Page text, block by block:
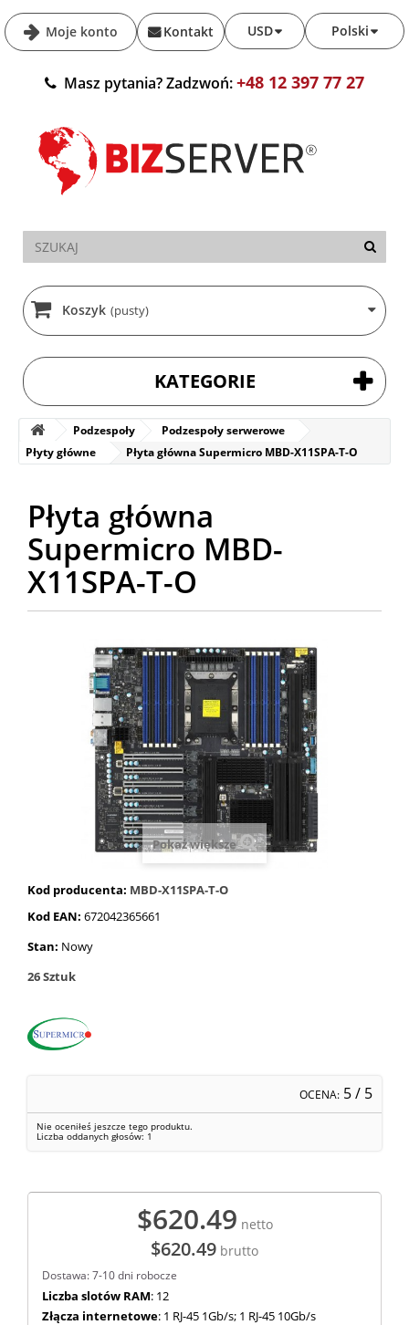
Moje konto Polski
USD
Kontakt
Masz pytania? Zadzwoń:+48 12 397 77 27
Koszyk (pusty)
KATEGORIE
Podzespoły
Podzespoły serwerowe
Płyty główne
Płyta główna Supermicro MBD-X11SPA-T-O
Płyta główna
Supermicro MBD-
X11SPA-T-O
Pokaż większe
Kod producenta: MBD-X11SPA-T-O
Kod EAN: 672042365661
Stan: Nowy
26Sztuk
OCENA: 5/ 5
Nie oceniłeś jeszcze tego produktu.
Liczba oddanych głosów: 1
$620.49 netto
$620.49 brutto
Dostawa: 7-10 dni robocze
Liczba slotów RAM: 12
Złącza internetowe: 1 RJ-45 1Gb/s; 1 RJ-45 10Gb/s